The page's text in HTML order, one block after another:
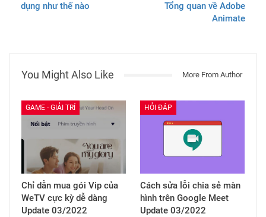
dụng như thế nào
Tổng quan về Adobe
Animate
You Might Also Like More From Author
GAME - GIẢI TRÍ
Chỉ dẫn mua gói Vip của
WeTV cực kỳ dễ dàng
Update 03/2022
HỎI ĐÁP
Cách sửa lỗi chia sẻ màn
hình trên Google Meet
Update 03/2022